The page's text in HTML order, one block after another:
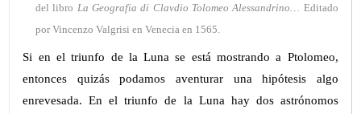
del libro La Geografia di Clavdio Tolomeo Alessandrino…
Editado
por Vincenzo Valgrisi en Venecia en 1565.
Si en el triunfo de la Luna se está mostrando a Ptolomeo,
entonces quizás podamos aventurar una hipótesis algo
enrevesada. En el triunfo de la Luna hay dos astrónomos